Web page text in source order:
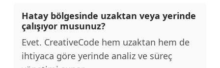
Hatay bölgesinde uzaktan veya yerinde
çalışıyor musunuz?
Evet. CreativeCode hem uzaktan hem de
ihtiyaca göre yerinde analiz ve süreç